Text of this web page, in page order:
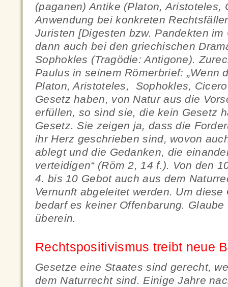
(paganen) Antike (Platon, Aristoteles,
Anwendung bei konkreten
Juristen [Digesten bzw. Pandekten
dann auch bei den griechischen
Sophokles (Tragödie: Antigone).
Paulus in seinem Römerbrief: „Wenn
Platon, Aristoteles, Sophokles,
Gesetz haben, von Natur aus die
erfüllen, so sind sie, die kein Gesetz
Gesetz. Sie zeigen ja, dass die
ihr Herz geschrieben sind, wovon
ablegt und die Gedanken, die
verteidigen“ (Röm 2, 14 f.). Von den
4. bis 10 Gebot auch aus dem
Vernunft abgeleitet werden. Um
bedarf es keiner Offenbarung.
überein.
Rechtspositivismus treibt neue
Gesetze eine Staates sind gerecht,
dem Naturrecht sind. Einige Jahre